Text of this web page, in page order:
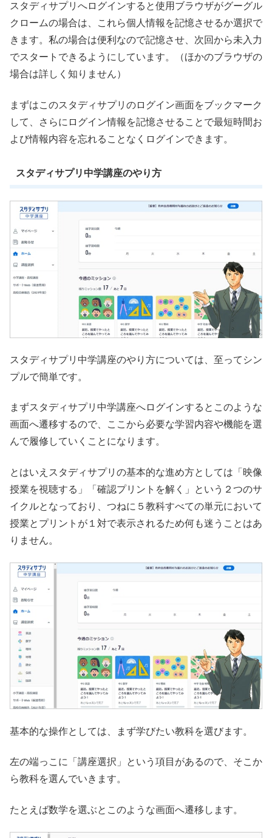
スタディサプリへログインすると使用ブラウザがグーグル
クロームの場合は、これら個人情報を記憶させるか選択で
きます。私の場合は便利なので記憶させ、次回から未入力
でスタートできるようにしています。（ほかのブラウザの
場合は詳しく知りません）
まずはこのスタディサプリのログイン画面をブックマーク
して、さらにログイン情報を記憶させることで最短時間お
よび情報内容を忘れることなくログインできます。
スタディサプリ中学講座のやり方
スタディサプリ中学講座のやり方については、至ってシン
プルで簡単です。
まずスタディサプリ中学講座へログインするとこのような
画面へ遷移するので、ここから必要な学習内容や機能を選
んで履修していくことになります。
とはいえスタディサプリの基本的な進め方としては「映像
授業を視聴する」「確認プリントを解く」という２つのサ
イクルとなっており、つねに５教科すべての単元において
授業とプリントが１対で表示されるため何も迷うことはあ
りません。
基本的な操作としては、まず学びたい教科を選びます。
左の端っこに「講座選択」という項目があるので、そこか
ら教科を選んでいきます。
たとえば数学を選ぶとこのような画面へ遷移します。